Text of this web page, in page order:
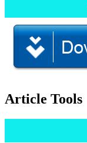
Article Tools